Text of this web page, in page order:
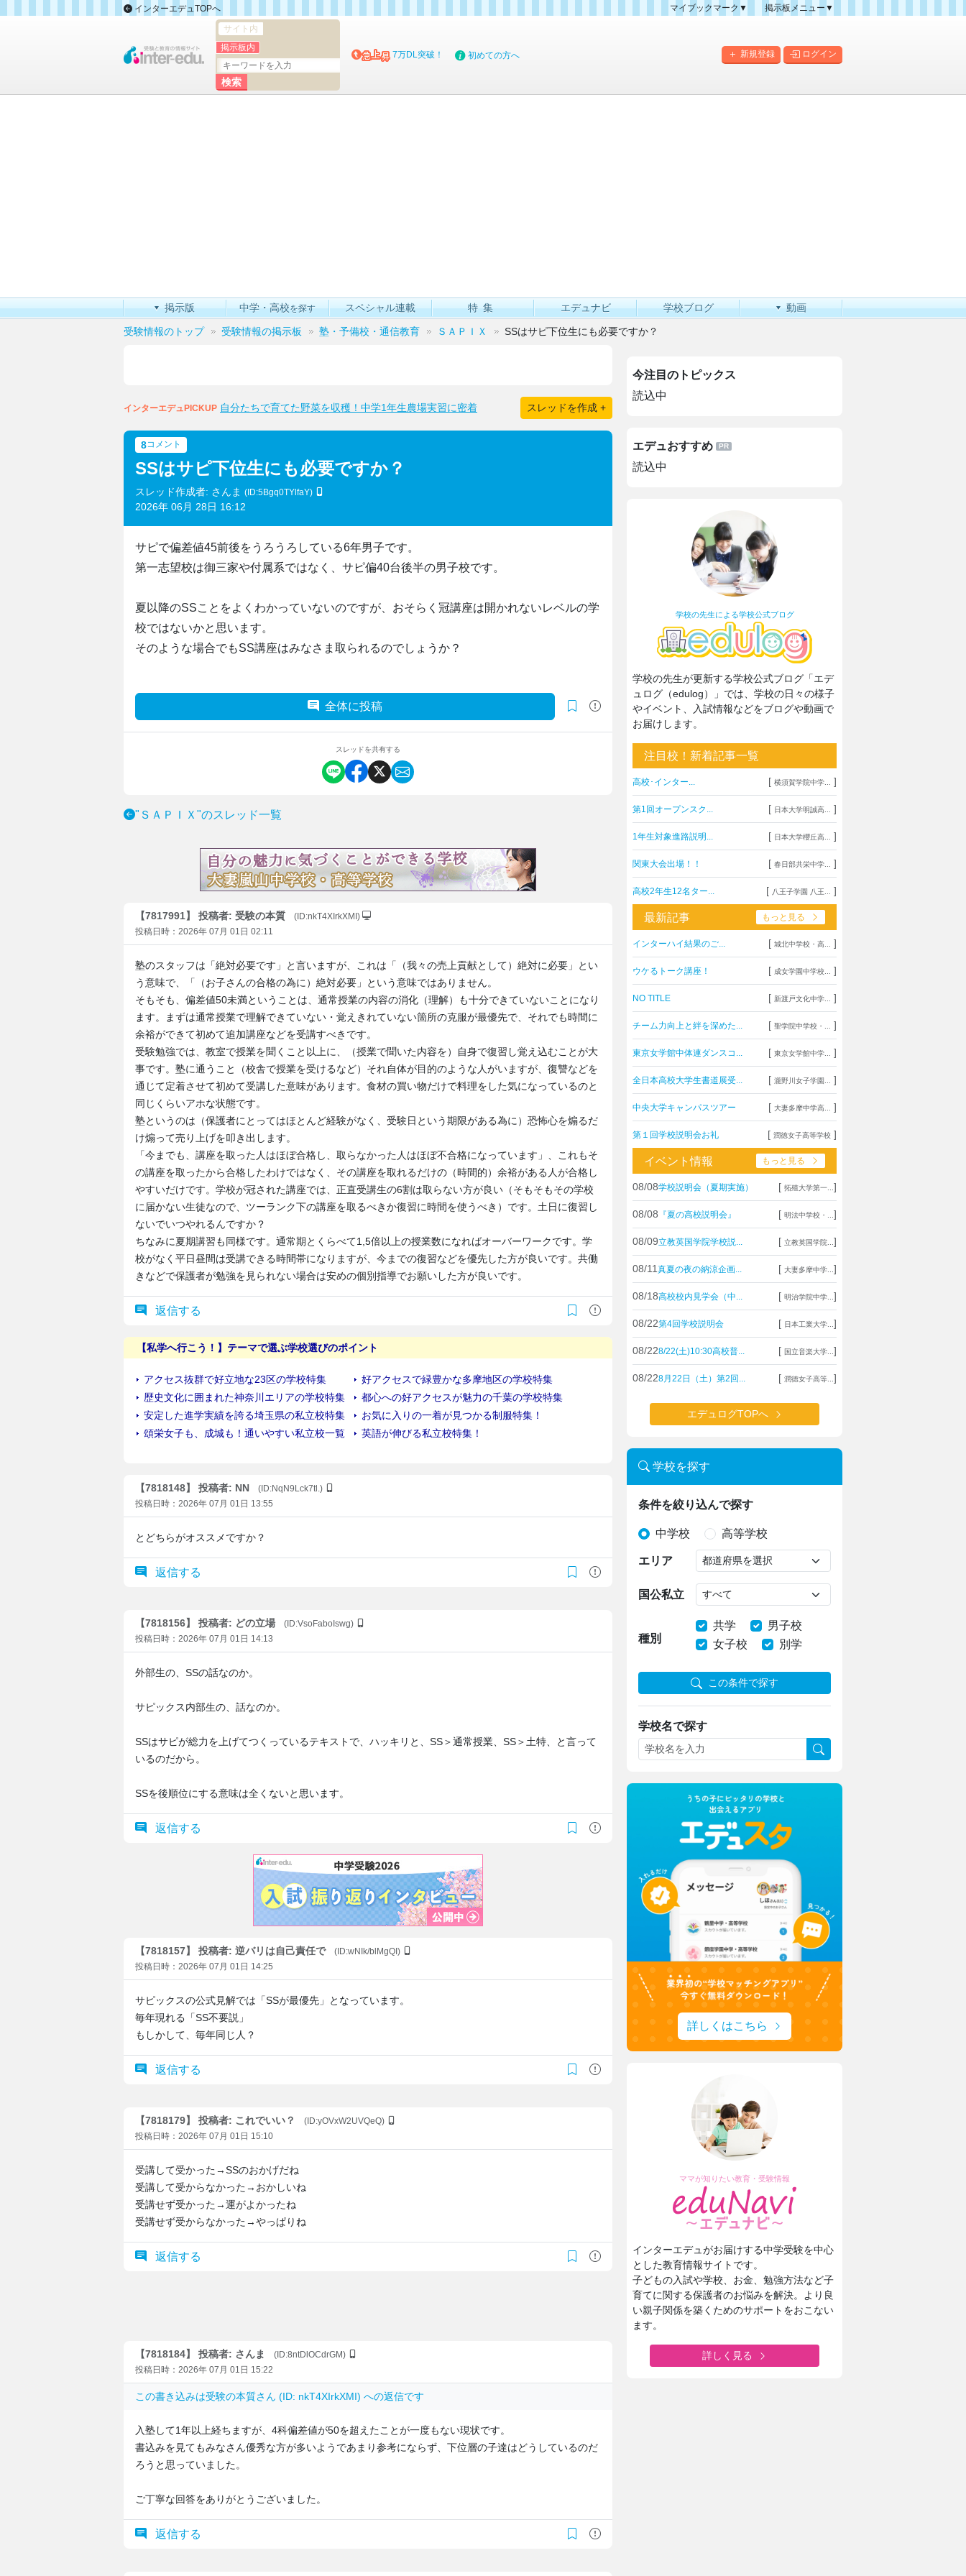
インターエデュTOPへ
マイブックマーク▼
掲示板メニュー▼
掲示板マップ
新規登録 ログイン
サイト内
掲示板内
7万DL突破！ 初めての方へ
掲示版 中学・高校を探す スペシャル連載 特集 エデュナビ 学校ブログ 動画
受験情報のトップ 受験情報の掲示板 塾・予備校・通信教育 ＳＡＰＩＸ SSはサピ下位生にも必要ですか？
インターエデュPICKUP 自分たちで育てた野菜を収穫！中学1年生農場実習に密着 スレッドを作成 +
8コメント
SSはサピ下位生にも必要ですか？
スレッド作成者: さんま (ID:5Bgq0TYlfaY)
2026年 06月 28日 16:12
サピで偏差値45前後をうろうろしている6年男子です。
第一志望校は御三家や付属系ではなく、サピ偏40台後半の男子校です。
夏以降のSSことをよくわかっていないのですが、おそらく冠講座は開かれないレベルの学
校ではないかと思います。
そのような場合でもSS講座はみなさま取られるのでしょうか？
全体に投稿
スレッドを共有する
"ＳＡＰＩＸ"のスレッド一覧
【7817991】 投稿者: 受験の本質
(ID:nkT4XIrkXMI)
投稿日時：2026年 07月 01日 02:11
塾のスタッフは「絶対必要です」と言いますが、これは「（我々の売上貢献として）絶対に必要」とい
う意味で、「（お子さんの合格の為に）絶対必要」という意味ではありません。
そもそも、偏差値50未満ということは、通常授業の内容の消化（理解）も十分できていないことになり
ます。まずは通常授業で理解できていない・覚えきれていない箇所の克服が最優先で、それでも時間に
余裕ができて初めて追加講座などを受講すべきです。
受験勉強では、教室で授業を聞くこと以上に、（授業で聞いた内容を）自身で復習し覚え込むことが大
事です。塾に通うこと（校舎で授業を受けるなど）それ自体が目的のような人がいますが、復讐などを
通じて定着させて初めて受講した意味があります。食材の買い物だけで料理をした気になっているのと
同じくらいアホな状態です。
塾というのは（保護者にとってはほとんど経験がなく、受験日という期限がある為に）恐怖心を煽るだ
け煽って売り上げを叩き出します。
「今までも、講座を取った人はほぼ合格し、取らなかった人はほぼ不合格になっています」、これもそ
の講座を取ったから合格したわけではなく、その講座を取れるだけの（時間的）余裕がある人が合格し
やすいだけです。学校が冠された講座では、正直受講生の6割は取らない方が良い（そもそもその学校
に届かない生徒なので、ツーランク下の講座を取るべきか復習に時間を使うべき）です。土日に復習し
ないでいつやれるんですか？
ちなみに夏期講習も同様です。通常期とくらべて1,5倍以上の授業数になればオーバーワークです。学
校がなく平日昼間は受講できる時間帯になりますが、今までの復習などを優先した方が良いです。共働
きなどで保護者が勉強を見られない場合は安めの個別指導でお願いした方が良いです。
返信する
【7818148】 投稿者: NN
(ID:NqN9Lck7tl.)
投稿日時：2026年 07月 01日 13:55
とどちらがオススメですか？
返信する
【7818156】 投稿者: どの立場
(ID:VsoFaboIswg)
投稿日時：2026年 07月 01日 14:13
外部生の、SSの話なのか。
サピックス内部生の、話なのか。
SSはサピが総力を上げてつくっているテキストで、ハッキリと、SS＞通常授業、SS＞土特、と言って
いるのだから。
SSを後順位にする意味は全くないと思います。
返信する
【7818157】 投稿者: 逆バリは自己責任で
(ID:wNIk/blMgQI)
投稿日時：2026年 07月 01日 14:25
サピックスの公式見解では「SSが最優先」となっています。
毎年現れる「SS不要説」
もしかして、毎年同じ人？
返信する
【7818179】 投稿者: これでいい？
(ID:yOVxW2UVQeQ)
投稿日時：2026年 07月 01日 15:10
受講して受かった→SSのおかげだね
受講して受からなかった→おかしいね
受講せず受かった→運がよかったね
受講せず受からなかった→やっぱりね
返信する
【7818184】 投稿者: さんま
(ID:8ntDlOCdrGM)
投稿日時：2026年 07月 01日 15:22
この書き込みは受験の本質さん (ID: nkT4XIrkXMI) への返信です
入塾して1年以上経ちますが、4科偏差値が50を超えたことが一度もない現状です。
書込みを見てもみなさん優秀な方が多いようであまり参考にならず、下位層の子達はどうしているのだ
ろうと思っていました。
ご丁寧な回答をありがとうございました。
返信する
今注目のトピックス
読込中
エデュおすすめ
読込中
学校の先生による学校公式ブログ
学校の先生が更新する学校公式ブログ「エデ
ュログ（edulog）」では、学校の日々の様子
やイベント、入試情報などをブログや動画で
お届けします。
注目校！新着記事一覧
高校･インター... [ 横須賀学院中学... ]
第1回オープンスク... [ 日本大学明誠高... ]
1年生対象進路説明... [ 日本大学櫻丘高... ]
関東大会出場！！ [ 春日部共栄中学... ]
高校2年生12名ター... [ 八王子学園 八王... ]
最新記事 もっと見る
インターハイ結果のご... [ 城北中学校・高... ]
ウケるトーク講座！ [ 成女学園中学校... ]
NO TITLE [ 新渡戸文化中学... ]
チーム力向上と絆を深めた... [ 聖学院中学校・... ]
東京女学館中体連ダンスコ... [ 東京女学館中学... ]
全日本高校大学生書道展受... [ 瀧野川女子学園... ]
中央大学キャンパスツアー [ 大妻多摩中学高... ]
第１回学校説明会お礼 [ 潤徳女子高等学校 ]
イベント情報 もっと見る
08/08学校説明会（夏期実施） [ 拓殖大学第一... ]
08/08 『夏の高校説明会』 [ 明法中学校・... ]
08/09立教英国学院学校説... [ 立教英国学院... ]
08/11 真夏の夜の納涼企画... [ 大妻多摩中学... ]
08/18高校校内見学会（中... [ 明治学院中学... ]
08/22第4回学校説明会 [ 日本工業大学... ]
08/228/22(土)10:30高校普... [ 国立音楽大学... ]
08/228月22日（土）第2回... [ 潤徳女子高等... ]
エデュログTOPへ
学校を探す
条件を絞り込んで探す
中学校 高等学校
エリア
国公私立
種別
共学
男子校
女子校
別学
この条件で探す
学校名で探す
詳しくはこちら
ママが知りたい教育・受験情報
インターエデュがお届けする中学受験を中心
とした教育情報サイトです。
子どもの入試や学校、お金、勉強方法など子
育てに関する保護者のお悩みを解決。より良
い親子関係を築くためのサポートをおこない
ます。
詳しく見る